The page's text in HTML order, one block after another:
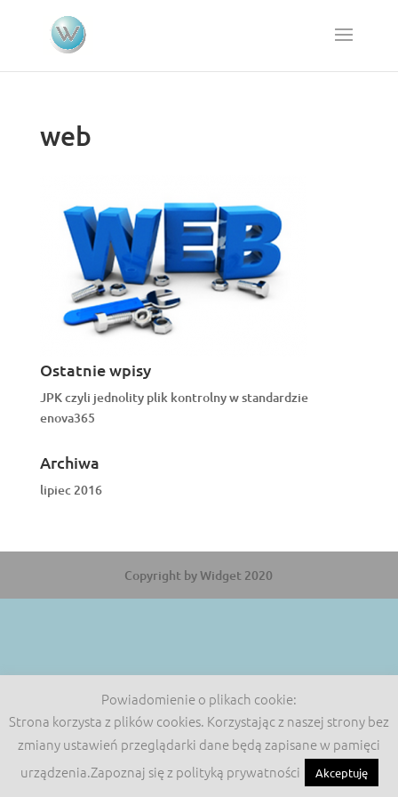
web
Ostatnie wpisy
JPK czyli jednolity plik kontrolny w standardzie
enova365
Archiwa
lipiec 2016
Copyright by Widget 2020
Powiadomienie o plikach cookie:
Strona korzysta z plików cookies. Korzystając z naszej strony bez
zmiany ustawień przeglądarki dane będą zapisane w pamięci
urządzenia.Zapoznaj się z polityką prywatności
Akceptuję